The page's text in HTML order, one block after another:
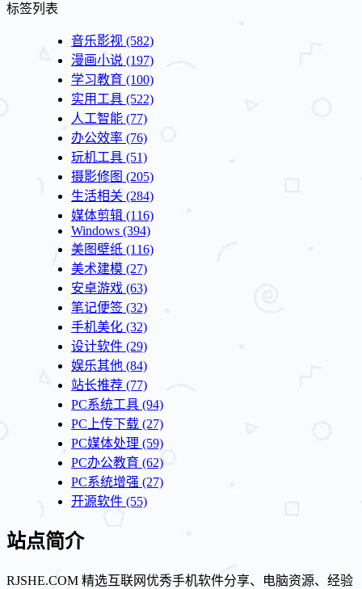
标签列表
音乐影视 (582)
漫画小说 (197)
学习教育 (100)
实用工具 (522)
人工智能 (77)
办公效率 (76)
玩机工具 (51)
摄影修图 (205)
生活相关 (284)
媒体剪辑 (116)
Windows (394)
美图壁纸 (116)
美术建模 (27)
安卓游戏 (63)
笔记便签 (32)
手机美化 (32)
设计软件 (29)
娱乐其他 (84)
站长推荐 (77)
PC系统工具 (94)
PC上传下载 (27)
PC媒体处理 (59)
PC办公教育 (62)
PC系统增强 (27)
开源软件 (55)
站点简介
RJSHE.COM 精选互联网优秀手机软件分享、电脑资源、经验